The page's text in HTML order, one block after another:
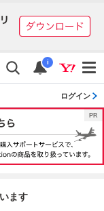
i
ログイン
ます